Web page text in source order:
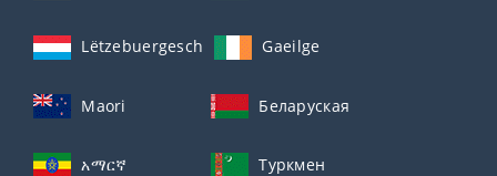
Lëtzebuergesch Gaeilge
Maori Беларуская
አማርኛ Туркмен